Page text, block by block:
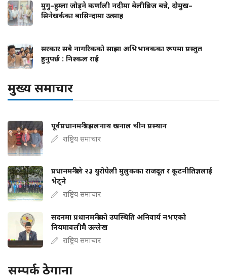
मुगु–हुम्ला जोड्ने कर्णाली नदीमा बेलीब्रिज बन्ने, दोमुख–
सिनेखर्कका बासिन्दामा उत्साह
सरकार सबै नागरिकको साझा अभिभावकका रूपमा प्रस्तुत
हुनुपर्छ : निश्कल राई
मुख्य समाचार
पूर्वप्रधानमन्त्री झलनाथ खनाल चीन प्रस्थान
राष्ट्रिय समाचार
प्रधानमन्त्रीले २३ युरोपेली मुलुकका राजदूत र कूटनीतिज्ञलाई
भेट्ने
राष्ट्रिय समाचार
सदनमा प्रधानमन्त्रीको उपस्थिति अनिवार्य नभएको
नियमावलीमै उल्लेख
राष्ट्रिय समाचार
सम्पर्क ठेगाना